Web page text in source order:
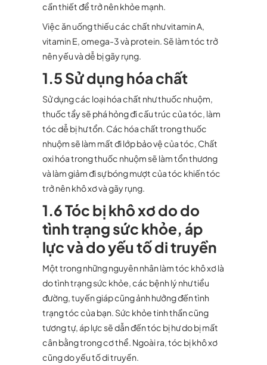
cần thiết để trở nên khỏe mạnh.
Việc ăn uống thiếu các chất như vitamin A,
vitamin E, omega-3 và protein. Sẽ làm tóc trở
nên yếu và dễ bị gãy rụng.
1.5 Sử dụng hóa chất
Sử dụng các loại hóa chất như thuốc nhuộm,
thuốc tẩy sẽ phá hỏng đi cấu trúc của tóc, làm
tóc dễ bị hư tổn. Các hóa chất trong thuốc
nhuộm sẽ làm mất đi lớp bảo vệ của tóc, Chất
oxi hóa trong thuốc nhuộm sẽ làm tổn thương
và làm giảm đi sự bóng mượt của tóc khiến tóc
trở nên khô xơ và gãy rụng.
1.6 Tóc bị khô xơ do do
tình trạng sức khỏe, áp
lực và do yếu tố di truyền
Một trong những nguyên nhân làm tóc khô xơ là
do tình trạng sức khỏe, các bệnh lý như tiểu
đường, tuyến giáp cũng ảnh hưởng đến tình
trạng tóc của bạn. Sức khỏe tinh thần cũng
tương tự, áp lực sẽ dẫn đến tóc bị hư do bị mất
cân bằng trong cơ thể. Ngoài ra, tóc bị khô xơ
cũng do yếu tố di truyền.